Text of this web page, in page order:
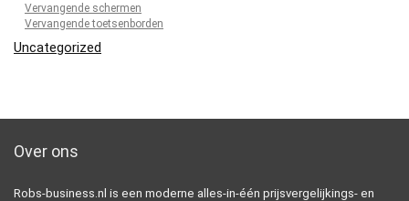
Vervangende schermen
Vervangende toetsenborden
Uncategorized
Over ons
Robs-business.nl is een moderne alles-in-één prijsvergelijkings- en